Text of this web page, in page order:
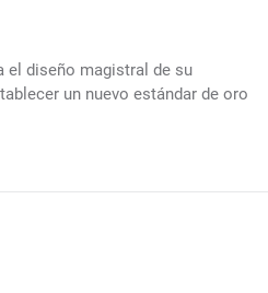
el diseño magistral de su
un nuevo estándar de oro